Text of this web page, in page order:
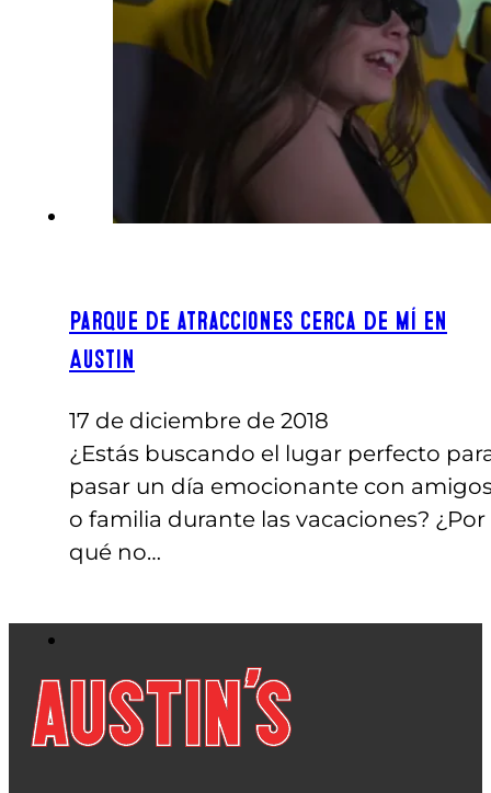
Parque de atracciones cerca de mí en
Austin
17 de diciembre de 2018
¿Estás buscando el lugar perfecto
pasar un día emocionante con
o familia durante las vacaciones? ¿Por
qué no…